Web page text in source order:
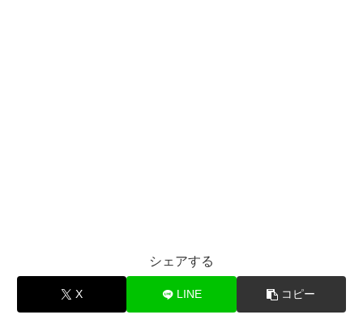
シェアする
X LINE コピー